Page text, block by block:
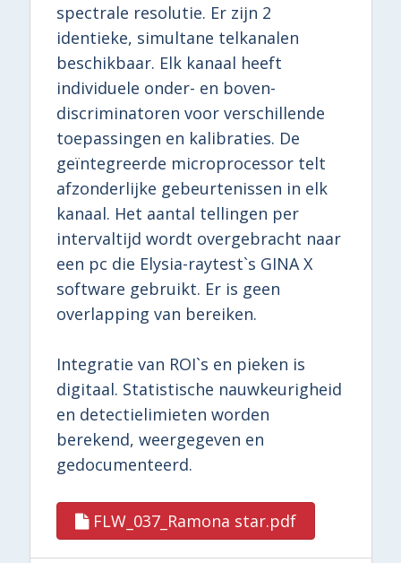
spectrale resolutie. Er zijn 2
identieke, simultane telkanalen
beschikbaar. Elk kanaal heeft
individuele onder- en boven-
discriminatoren voor verschillende
toepassingen en kalibraties. De
geïntegreerde microprocessor telt
afzonderlijke gebeurtenissen in elk
kanaal. Het aantal tellingen per
intervaltijd wordt overgebracht naar
een pc die Elysia-raytest`s GINA X
software gebruikt. Er is geen
overlapping van bereiken.
Integratie van ROI`s en pieken is
digitaal. Statistische nauwkeurigheid
en detectielimieten worden
berekend, weergegeven en
gedocumenteerd.
FLW_037_Ramona star.pdf